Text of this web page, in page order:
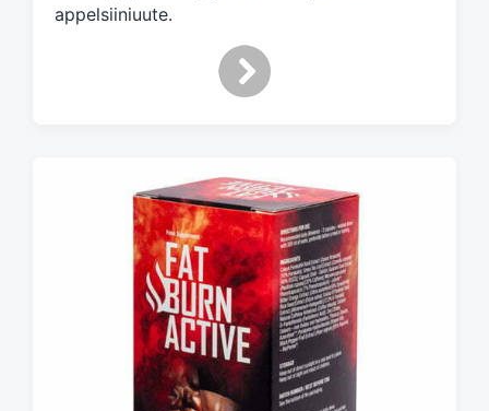
h
appelsiiniuute.